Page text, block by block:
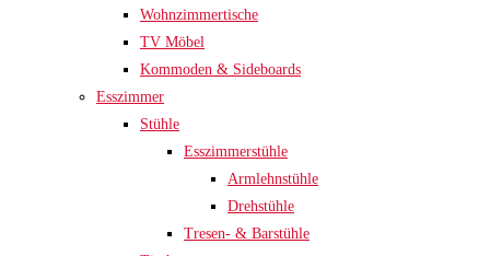
Wohnzimmertische
TV Möbel
Kommoden & Sideboards
Esszimmer
Stühle
Esszimmerstühle
Armlehnstühle
Drehstühle
Tresen- & Barstühle